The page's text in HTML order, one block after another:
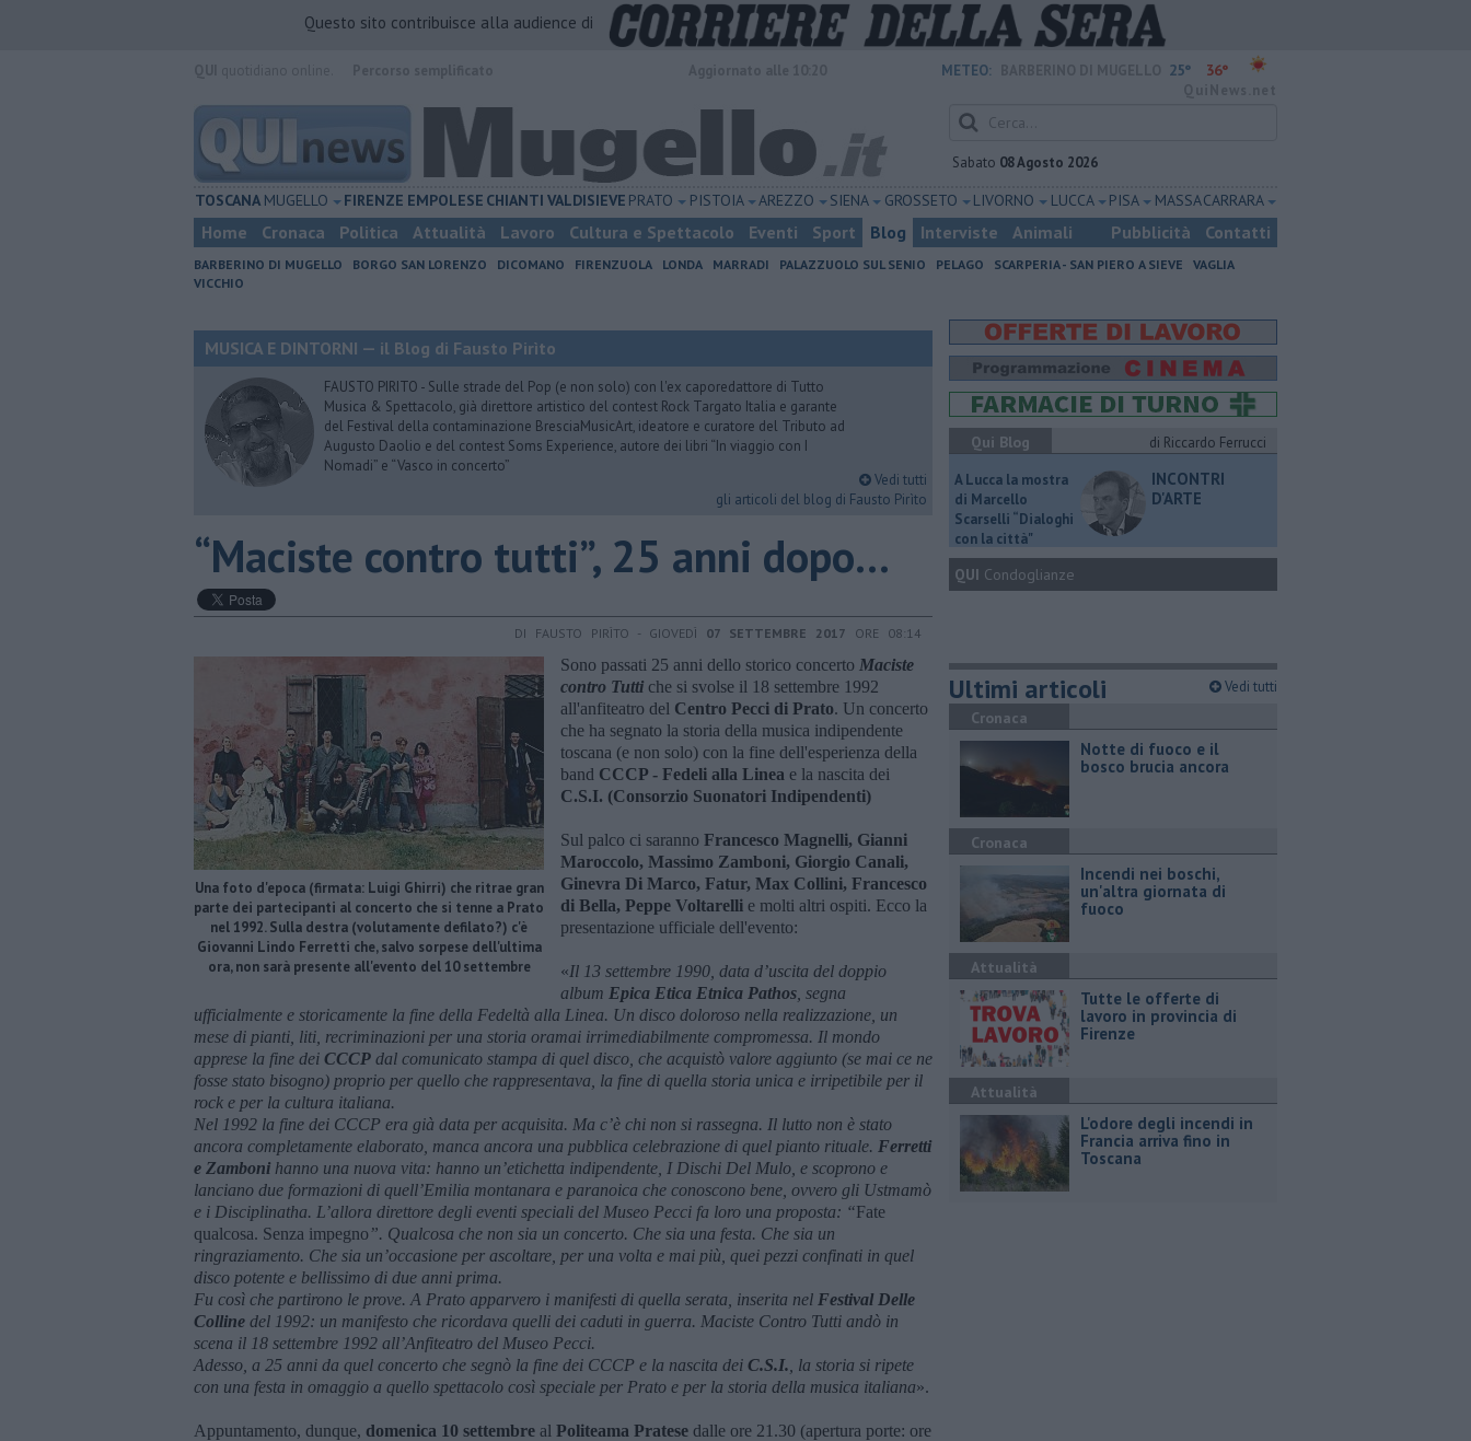
Questo sito contribuisce alla audience di
METEO: 25° 36°
Sabato 08 Agosto 2026
TOSCANA MUGELLO FIRENZE EMPOLESE CHIANTI VALDISIEVE PRATO PISTOIA AREZZO SIENA GROSSETO LIVORNO LUCCA PISA MASSA CARRARA
Home Cronaca Politica Attualità Lavoro Cultura e Spettacolo Eventi Sport Blog Interviste Animali Pubblicità Contatti
BARBERINO DI MUGELLO BORGO SAN LORENZO DICOMANO FIRENZUOLA LONDA MARRADI PALAZZUOLO SUL SENIO PELAGO SCARPERIA - SAN PIERO A SIEVE
VAGLIA
VICCHIO
MUSICA E DINTORNI — il Blog di Fausto Pirìto
FAUSTO PIRITO - Sulle strade del Pop (e non solo) con l'ex caporedattore di Tutto
Musica & Spettacolo, già direttore artistico del contest Rock Targato Italia e garante
del Festival della contaminazione BresciaMusicArt, ideatore e curatore del Tributo ad
Augusto Daolio e del contest Soms Experience, autore dei libri “In viaggio con I
Nomadi” e “Vasco in concerto”
Vedi tutti
gli articoli del blog di Fausto Pirìto
​“Maciste contro tutti”, 25 anni dopo...
DI FAUSTO PIRÌTO - GIOVEDÌ 07 SETTEMBRE 2017 ORE 08:14
Una foto d'epoca (firmata: Luigi Ghirri) che ritrae gran
parte dei partecipanti al concerto che si tenne a Prato
nel 1992. Sulla destra (volutamente defilato?) c'è
Giovanni Lindo Ferretti che, salvo sorpese dell'ultima
ora, non sarà presente all'evento del 10 settembre
Sono passati 25 anni dello storico concerto Maciste
contro Tutti che si svolse il 18 settembre 1992
all'anfiteatro del Centro Pecci di Prato. Un concerto
che ha segnato la storia della musica indipendente
toscana (e non solo) con la fine dell'esperienza della
band CCCP - Fedeli alla Linea e la nascita dei
C.S.I. (Consorzio Suonatori Indipendenti)
Sul palco ci saranno Francesco Magnelli, Gianni
Maroccolo, Massimo Zamboni, Giorgio Canali,
Ginevra Di Marco, Fatur, Max Collini, Francesco
di Bella, Peppe Voltarelli e molti altri ospiti. Ecco la
presentazione ufficiale dell'evento:
«Il 13 settembre 1990, data d’uscita del doppio
album Epica Etica Etnica Pathos , segna
ufficialmente e storicamente la fine della Fedeltà alla Linea. Un disco doloroso nella realizzazione, un
mese di pianti, liti, recriminazioni per una storia oramai irrimediabilmente compromessa. Il mondo
apprese la fine dei CCCP dal comunicato stampa di quel disco, che acquistò valore aggiunto (se mai ce ne
fosse stato bisogno) proprio per quello che rappresentava, la fine di quella storia unica e irripetibile per il
rock e per la cultura italiana.
Nel 1992 la fine dei CCCP era già data per acquisita. Ma c’è chi non si rassegna. Il lutto non è stato
ancora completamente elaborato, manca ancora una pubblica celebrazione di quel pianto rituale. Ferretti
e Zamboni hanno una nuova vita: hanno un’etichetta indipendente, I Dischi Del Mulo, e scoprono e
lanciano due formazioni di quell’Emilia montanara e paranoica che conoscono bene, ovvero gli Ustmamò
e i Disciplinatha. L’allora direttore degli eventi speciali del Museo Pecci fa loro una proposta: “Fate
qualcosa. Senza impegno ”. Qualcosa che non sia un concerto. Che sia una festa. Che sia un
ringraziamento. Che sia un’occasione per ascoltare, per una volta e mai più, quei pezzi confinati in quel
disco potente e bellissimo di due anni prima.
Fu così che partirono le prove. A Prato apparvero i manifesti di quella serata, inserita nel Festival Delle
Colline del 1992: un manifesto che ricordava quelli dei caduti in guerra. Maciste Contro Tutti andò in
scena il 18 settembre 1992 all’Anfiteatro del Museo Pecci.
Adesso, a 25 anni da quel concerto che segnò la fine dei CCCP e la nascita dei C.S.I. , la storia si ripete
con una festa in omaggio a quello spettacolo così speciale per Prato e per la storia della musica italiana».
Appuntamento, dunque, domenica 10 settembre al Politeama Pratese dalle ore 21.30 (apertura porte: ore
Qui Blog
di Riccardo Ferrucci
A Lucca la mostra
di Marcello
Scarselli “Dialoghi
con la città"
INCONTRI
D'ARTE
QUI Condoglianze
Ultimi articoli Vedi tutti
Cronaca
Notte di fuoco e il
bosco brucia ancora
Cronaca
Incendi nei boschi,
un'altra giornata di
fuoco
Attualità
​Tutte le offerte di
lavoro in provincia di
Firenze
Attualità
L'odore degli incendi in
Francia arriva fino in
Toscana